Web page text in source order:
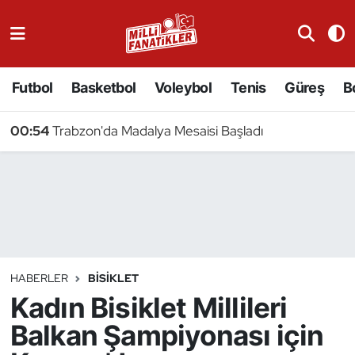
Futbol Basketbol Voleybol Tenis Güreş
00:54Trabzon'da Madalya Mesaisi Başladı
HABERLER BISIKLET
Kadın Bisiklet Millileri
Balkan Şampiyonası için
Badminton
Binicilik
Bisiklet